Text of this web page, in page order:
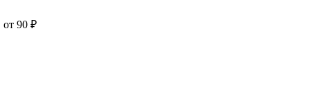
от 90 ₽